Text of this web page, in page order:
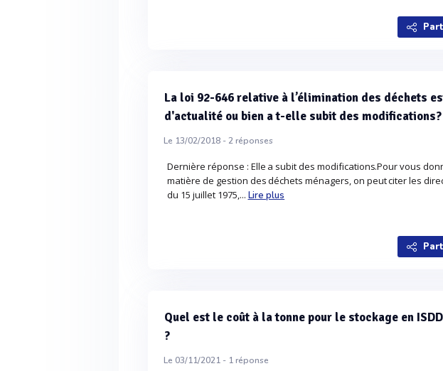
La loi 92-646 relative à l’élimination des déchets
d'actualité ou bien a t-elle subit des modifications?
Le 13/02/2018 -2réponses
Dernière réponse : Elle a subit des modifications.Pour vous
matière de gestion des déchets ménagers, on peut citer les
du 15 juillet 1975,... Lire plus
Quel est le coût à la tonne pour le stockage en
?
Le 03/11/2021 - 1réponse